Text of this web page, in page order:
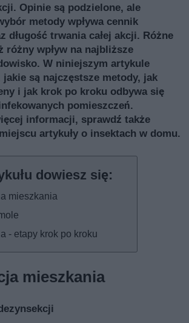
Opinie są podzielone, ale
metody wpływa cennik
długość trwania całej akcji. Różne
różny wpływ na najbliższe
W niniejszym artykule
jakie są najczęstsze metody, jak
i jak krok po kroku odbywa się
pomieszczeń.
informacji, sprawdź także
artykuły o insektach w domu.
mieszkania
- etapy krok po kroku
mieszkania